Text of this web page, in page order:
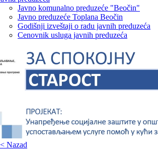
Javno komunalno preduzeće "Beočin"
Javno preduzeće Toplana Beočin
Godišnji izveštaji o radu javnih preduzeća
Cenovnik usluga javnih preduzeća
Nazad